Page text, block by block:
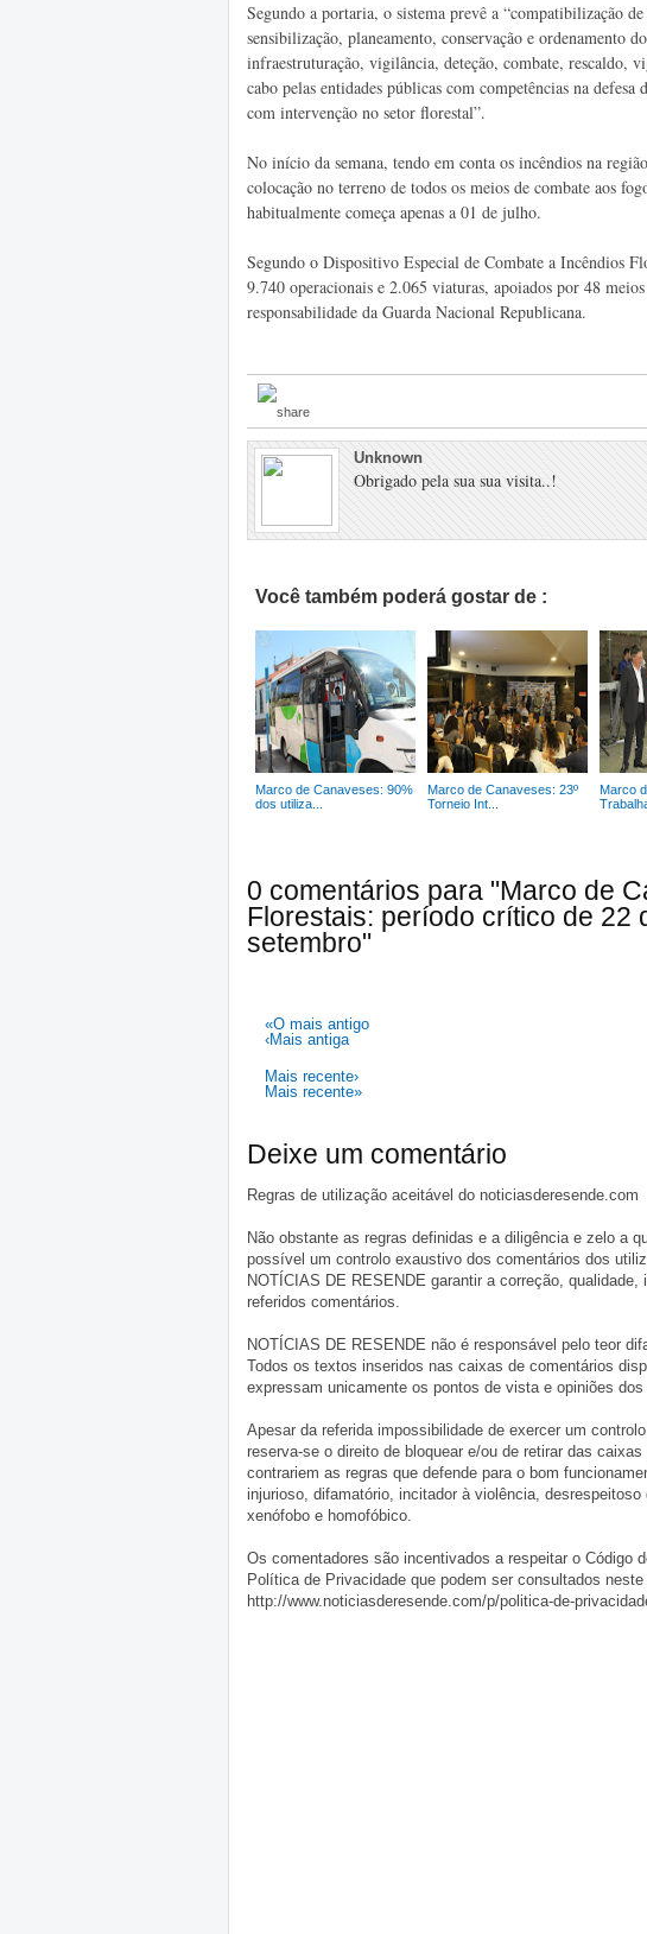
Segundo a portaria, o sistema prevê a “compatibilização
sensibilização, planeamento, conservação e ordenamento
infraestruturação, vigilância, deteção, combate, rescaldo,
cabo pelas entidades públicas com competências na
com intervenção no setor florestal”.
No início da semana, tendo em conta os incêndios na
colocação no terreno de todos os meios de combate aos
habitualmente começa apenas a 01 de julho.
Segundo o Dispositivo Especial de Combate a Incêndios
9.740 operacionais e 2.065 viaturas, apoiados por 48
responsabilidade da Guarda Nacional Republicana.
Unknown
Obrigado pela sua sua visita..!
Você também poderá gostar de :
Marco de Canaveses: 90%
dos utiliza...
Marco de Canaveses: 23º
Torneio Int...
Marco
0 comentários para "Marco de
Florestais: período crítico de 22
setembro"
«O mais antigo
‹Mais antiga
Mais recente›
Mais recente»
Deixe um comentário
Regras de utilização aceitável do noticiasderesende.com
Não obstante as regras definidas e a diligência e zelo a
possível um controlo exaustivo dos comentários dos
NOTÍCIAS DE RESENDE garantir a correção,
referidos comentários.
NOTÍCIAS DE RESENDE não é responsável pelo teor
Todos os textos inseridos nas caixas de comentários
expressam unicamente os pontos de vista e opiniões
Apesar da referida impossibilidade de exercer um
reserva-se o direito de bloquear e/ou de retirar das
contrariem as regras que defende para o bom
injurioso, difamatório, incitador à violência,
xenófobo e homofóbico.
Os comentadores são incentivados a respeitar o Código
Política de Privacidade que podem ser consultados neste
http://www.noticiasderesende.com/p/politica-de-